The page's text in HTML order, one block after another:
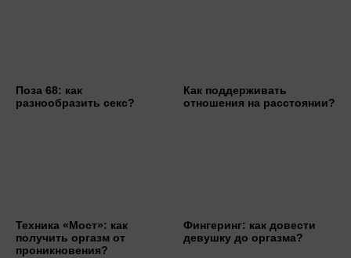
Поза 68: как
разнообразить секс?
Как поддерживать
отношения на расстоянии?
Техника «Мост»: как
получить оргазм от
проникновения?
Фингеринг: как довести
девушку до оргазма?